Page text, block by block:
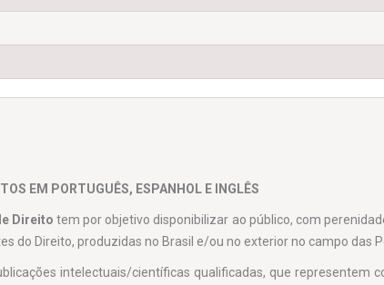
EM PORTUGUÊS, ESPANHOL E INGLÊS
Direito tem por objetivo disponibilizar ao público, com
do Direito, produzidas no Brasil e/ou no exterior no campo das
intelectuais/científicas qualificadas, que representem